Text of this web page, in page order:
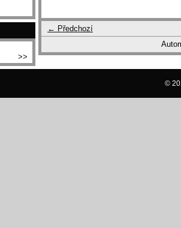
← Předchozí
>>
©